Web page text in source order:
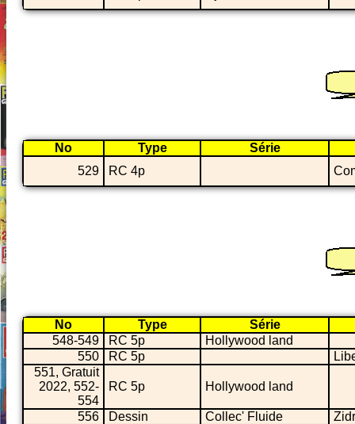
No Type
Série
529
RC 4p
No Type
Série
548-549
RC 5p
Hollywood land
550
RC 5p
551, Gratuit
2022, 552-
554
RC 5p Hollywood land
556 Dessin Collec' Fluide